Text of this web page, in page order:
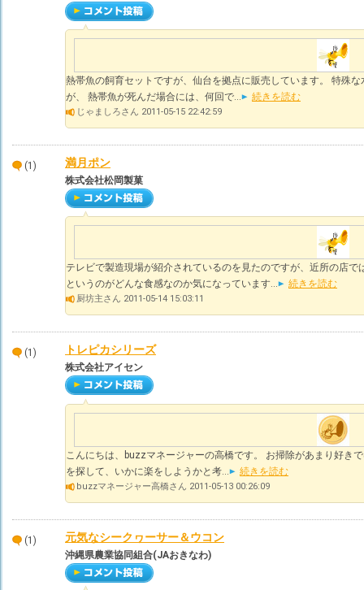
熱帯魚の飼育セットですが、仙台を拠点に販売しています。 特殊
が、 熱帯魚が死んだ場合には、何回で...
続きを読む
じゃましろさん 2011-05-15 22:42:59
(1) 満月ポン
株式会社松岡製菓
テレビで製造現場が紹介されているのを見たのですが、近所の店
というのがどんな食感なのか気になっています...
続きを読む
厨坊主さん 2011-05-14 15:03:11
(1) トレピカシリーズ
株式会社アイセン
こんにちは、buzzマネージャーの高橋です。 お掃除があまり好き
を探して、いかに楽をしようかと考...
続きを読む
buzzマネージャー高橋さん 2011-05-13 00:26:09
(1) 元気なシークヮーサー＆ウコン
沖縄県農業協同組合(JAおきなわ)